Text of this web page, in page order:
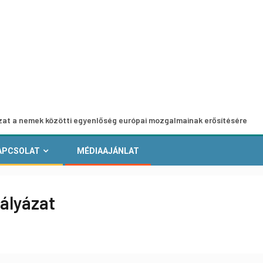
közötti egyenlőség európai mozgalmainak erősítésére
MÉDIAAJÁNLAT